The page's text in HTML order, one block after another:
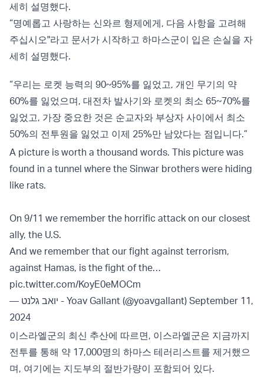
세히 설명했다.
“명예롭고 사랑하는 신와르 형제에게, 다음 사항을 고려해
주십시오"라고 문서가 시작하고 하마스군이 입은 손실을 자
세히 설명했다.
“우리는 로켓 능력의 90~95%를 잃었고, 개인 무기의 약
60%를 잃었으며, 대전차 발사기와 로켓의 최소 65~70%를
잃었고, 가장 중요한 것은 순교자와 부상자 사이에서 최소
50%의 전투원을 잃었고 이제 25%만 남았다는 점입니다.”
A picture is worth a thousand words. This picture was
found in a tunnel where the Sinwar brothers were hiding
like rats.
On 9/11 we remember the horrific attack on our closest
ally, the U.S.
And we remember that our fight against terrorism,
against Hamas, is the fight of the…
pic.twitter.com/KoyE0eMOCm
— יואב גלנט - Yoav Gallant (@yoavgallant) September 11,
2024
이스라엘군의 최신 추산에 따르면, 이스라엘군은 지금까지
전투를 통해 약 17,000명의 하마스 테러리스트를 제거했으
며, 여기에는 지도부의 절반가량이 포함되어 있다.